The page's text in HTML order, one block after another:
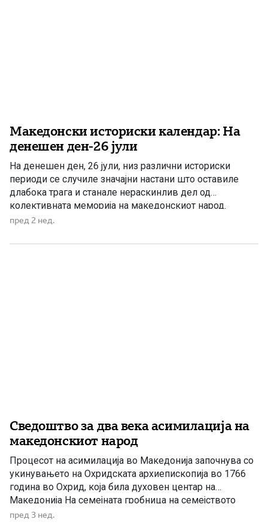
Македонски историски календар: На
денешен ден-26 јули
На денешен ден, 26 јули, низ различни историски
периоди се случиле значајни настани што оставиле
длабока трага и станале нераскинлив дел од
колективната меморија на македонскиот народ.
Историјата на Македонија не е ограничена само на
Вардарскиот, Пиринскиот и Егејскиот дел на
пред 2 нед.
Сведоштво за два века асимилација на
македонскиот народ
Процесот на асимилација во Македонија започнува со
укинувањето на Охридската архиепископија во 1766
година во Охрид, која била духовен центар на
Македонија На семејната гробница на семејството
Цветковски се појавуваат различни облици на истото
пред 3 нед.